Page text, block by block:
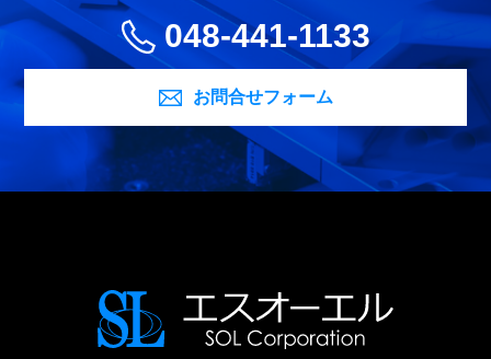
048-441-1133
お問合せフォーム